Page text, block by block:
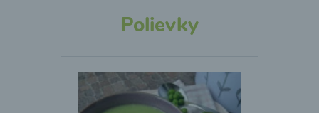
Polievky